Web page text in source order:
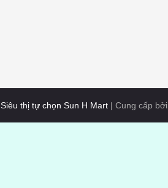
Siêu thị tự chọn Sun H Mart| Cung cấp bởi